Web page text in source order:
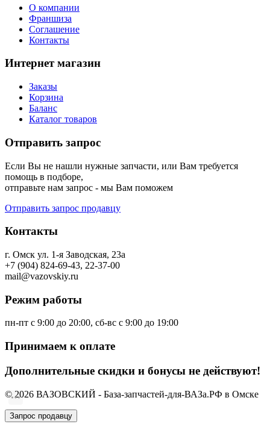
О компании
Франшиза
Соглашение
Контакты
Интернет магазин
Заказы
Корзина
Баланс
Каталог товаров
Отправить запрос
Если Вы не нашли нужные запчасти, или Вам требуется
помощь в подборе,
отправьте нам запрос - мы Вам поможем
Отправить запрос продавцу
Контакты
г. Омск ул. 1-я Заводская, 23а
+7 (904) 824-69-43, 22-37-00
mail@vazovskiy.ru
Режим работы
пн-пт с 9:00 до 20:00, сб-вс с 9:00 до 19:00
Принимаем к оплате
Дополнительные скидки и бонусы не действуют!
© 2026 ВАЗОВСКИЙ - База-запчастей-для-ВАЗа.РФ в Омске
Запрос продавцу